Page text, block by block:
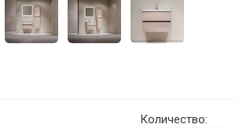
Количество: